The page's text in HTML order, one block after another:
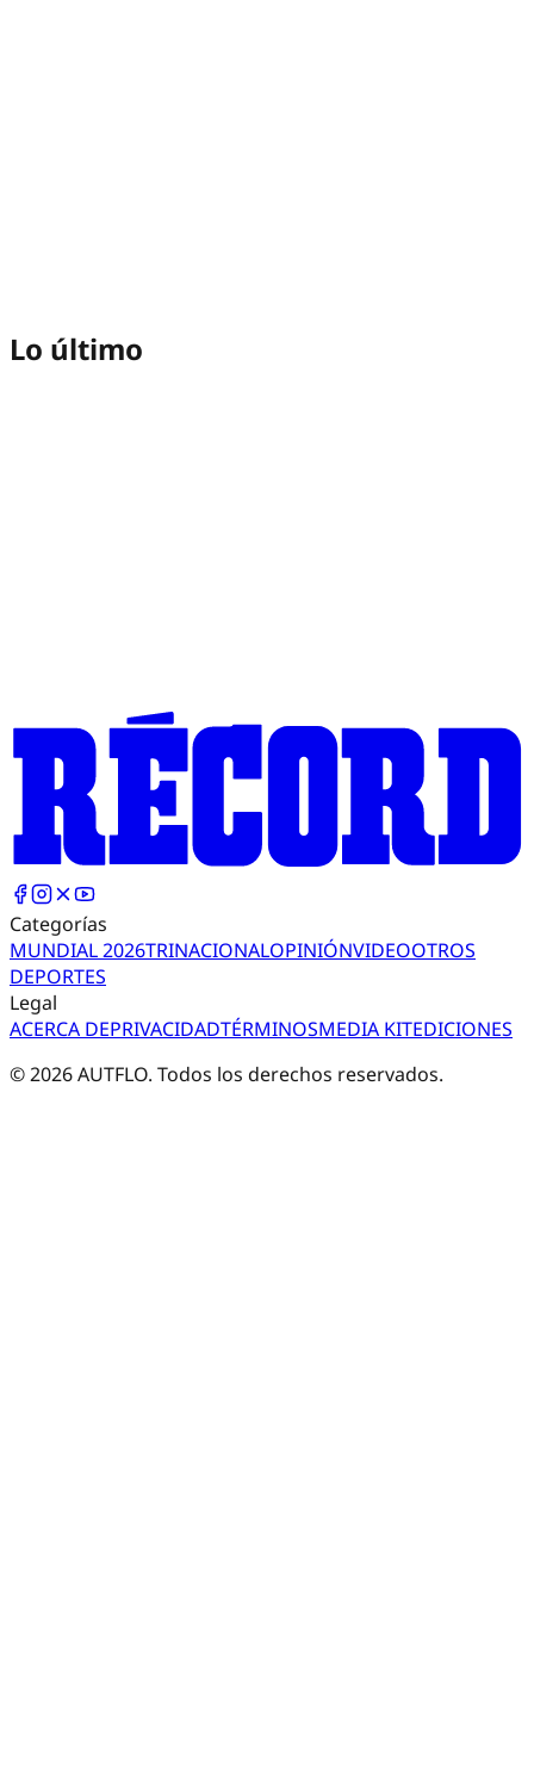
Lo último
Categorías
MUNDIAL 2026TRINACIONALOPINIÓNVIDEOOTROS
DEPORTES
Legal
ACERCA DEPRIVACIDADTÉRMINOSMEDIA KITEDICIONES
©2026AUTFLO. Todos los derechos reservados.